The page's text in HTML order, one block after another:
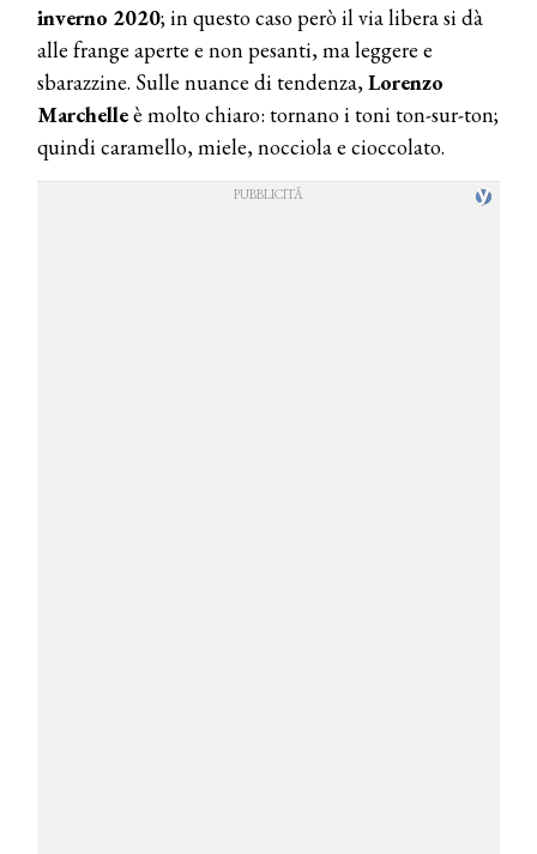
inverno 2020; in questo caso però il via libera si dà
alle frange aperte e non pesanti, ma leggere e
sbarazzine. Sulle nuance di tendenza,Lorenzo
Marchelleè molto chiaro: tornano i toni ton-sur-ton;
quindi caramello, miele, nocciola e cioccolato.